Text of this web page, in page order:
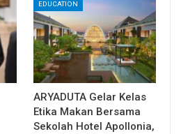
EDUCATION
ARYADUTA Gelar Kelas
Etika Makan Bersama
Sekolah Hotel Apollonia,